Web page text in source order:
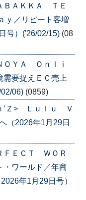
ＢＡＫＫＡ ＴＥ
／リピート客増
号）('26/02/15) (08
ＯＹＡ Ｏｎｌｉ
要捉えＥＣ売上
06) (0859)
’Ｚ> Ｌｕｌｕ Ｖ
（2026年1月29日
ＦＥＣＴ ＷＯＲ
ワールド／年商
年1月29日号）